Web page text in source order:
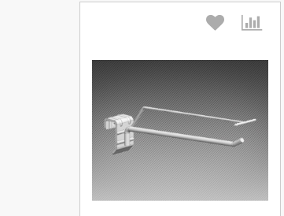
Выберите количество: